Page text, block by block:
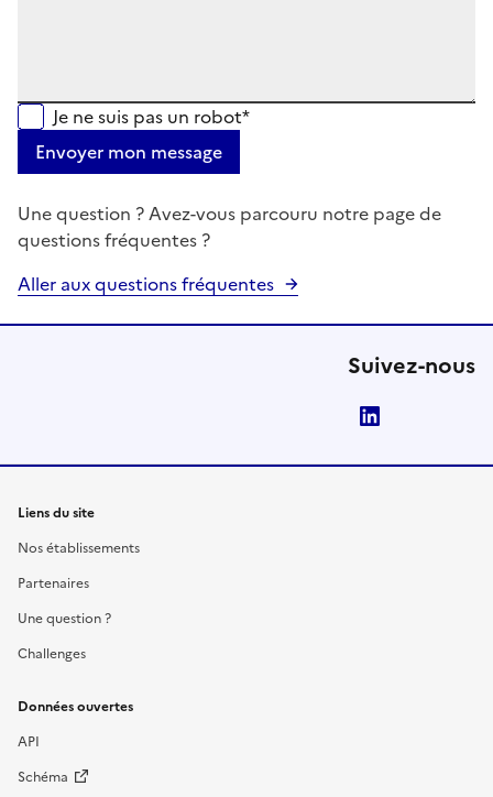
Je ne suis pas un robot*
Envoyer mon message
Une question ? Avez-vous parcouru notre page de
questions fréquentes ?
Aller aux questions fréquentes
Suivez-nous
Liens du site
Nos établissements
Partenaires
Une question ?
Challenges
Données ouvertes
API
Schéma